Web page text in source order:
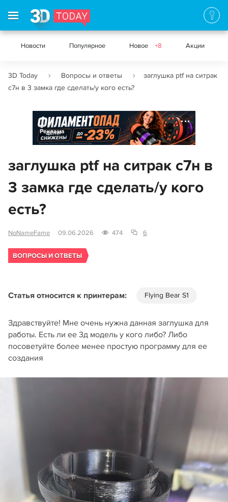
Новости Популярное Новое +8 Акции
3D Today Вопросы и ответы
заглушка ptf на ситрак
с7н в 3 замка где сделать/у кого есть?
Реклама
заглушка ptf на ситрак с7н в
3 замка где сделать/у кого
есть?
NoNameFame 09.06.2026 474 6
ВОПРОСЫ И ОТВЕТЫ
Статья относится к принтерам: Flying Bear S1
Здравствуйте! Мне очень нужна данная заглушка для
работы. Есть ли ее 3д модель у кого либо? Либо
посоветуйте более менее простую программу для ее
создания